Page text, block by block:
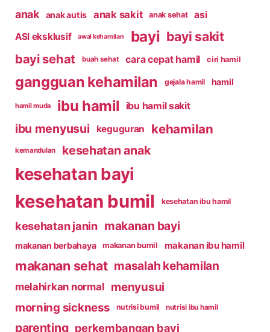
anak anak autis anak sakit anak sehat
asi
ASI eksklusif
awal kehamilan bayi bayi sakit
bayi sehat buah sehat cara cepat hamil ciri hamil
gangguan kehamilan gejala hamil hamil
hamil muda ibu hamil ibu hamil sakit
ibu menyusui keguguran kehamilan
kemandulan kesehatan anak
kesehatan bayi
kesehatan bumil kesehatan ibu hamil
kesehatan janin makanan bayi
makanan berbahaya makanan bumil makanan ibu hamil
makanan sehat masalah kehamilan
melahirkan normal menyusui
morning sickness nutrisi bumil nutrisi ibu hamil
parenting perkembangan bayi